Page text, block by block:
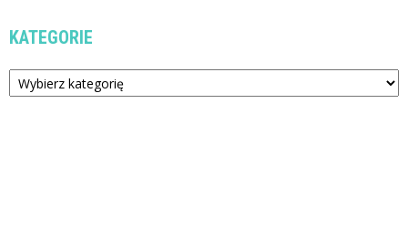
KATEGORIE
Kategorie